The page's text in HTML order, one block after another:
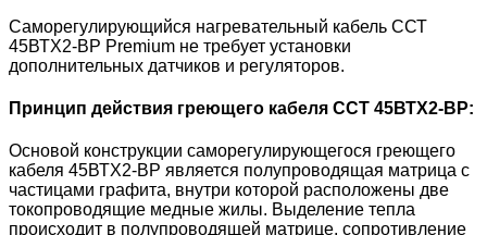
Саморегулирующийся нагревательный кабель ССТ
45ВТХ2-ВР Premium не требует установки
дополнительных датчиков и регуляторов.
Принцип действия греющего кабеля ССТ 45ВТХ2-ВР:
Основой конструкции саморегулирующегося греющего
кабеля 45ВТХ2-ВР является полупроводящая матрица с
частицами графита, внутри которой расположены две
токопроводящие медные жилы. Выделение тепла
происходит в полупроводящей матрице, сопротивление